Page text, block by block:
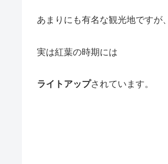
あまりにも有名な観光地ですが、
実は紅葉の時期には
ライトアップされています。